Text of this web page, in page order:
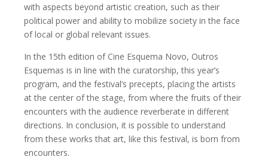
with aspects beyond artistic creation, such as their
political power and ability to mobilize society in the face
of local or global relevant issues.
In the 15th edition of Cine Esquema Novo, Outros
Esquemas is in line with the curatorship, this year’s
program, and the festival’s precepts, placing the artists
at the center of the stage, from where the fruits of their
encounters with the audience reverberate in different
directions. In conclusion, it is possible to understand
from these works that art, like this festival, is born from
encounters.